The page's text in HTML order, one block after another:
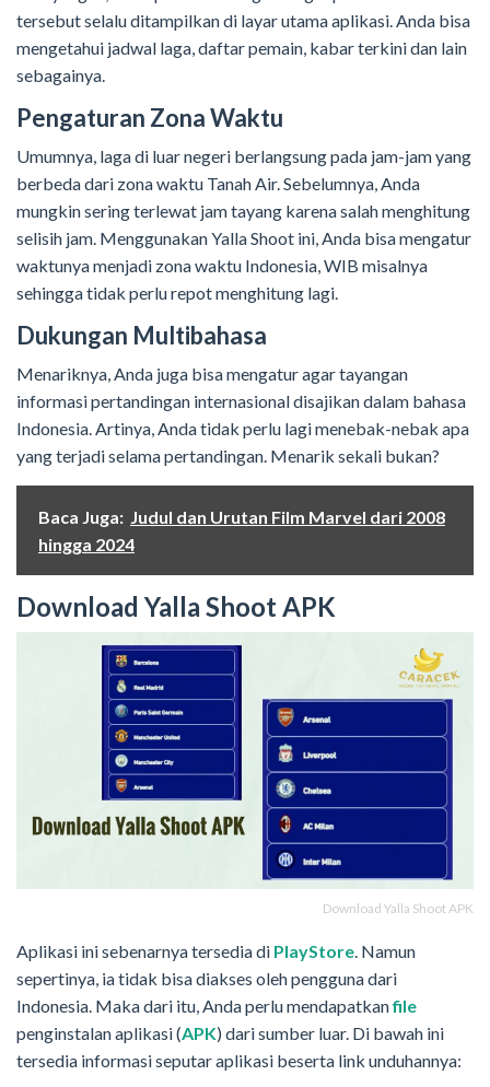
tersebut selalu ditampilkan di layar utama aplikasi. Anda bisa
mengetahui jadwal laga, daftar pemain, kabar terkini dan lain
sebagainya.
Pengaturan Zona Waktu
Umumnya, laga di luar negeri berlangsung pada jam-jam yang
berbeda dari zona waktu Tanah Air. Sebelumnya, Anda
mungkin sering terlewat jam tayang karena salah menghitung
selisih jam. Menggunakan Yalla Shoot ini, Anda bisa mengatur
waktunya menjadi zona waktu Indonesia, WIB misalnya
sehingga tidak perlu repot menghitung lagi.
Dukungan Multibahasa
Menariknya, Anda juga bisa mengatur agar tayangan
informasi pertandingan internasional disajikan dalam bahasa
Indonesia. Artinya, Anda tidak perlu lagi menebak-nebak apa
yang terjadi selama pertandingan. Menarik sekali bukan?
Baca Juga: Judul dan Urutan Film Marvel dari 2008
hingga 2024
Download Yalla Shoot APK
Download Yalla Shoot APK
Aplikasi ini sebenarnya tersedia di PlayStore . Namun
sepertinya, ia tidak bisa diakses oleh pengguna dari
Indonesia. Maka dari itu, Anda perlu mendapatkanfile
penginstalan aplikasi (APK) dari sumber luar. Di bawah ini
tersedia informasi seputar aplikasi beserta link unduhannya: